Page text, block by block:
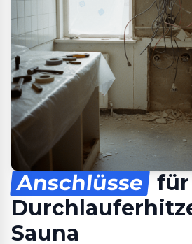
Anschlüsse für
Sauna